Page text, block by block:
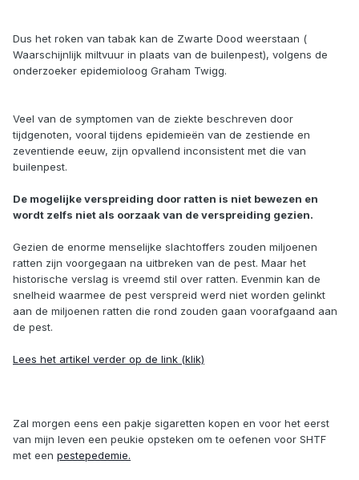
Dus het roken van tabak kan de Zwarte Dood weerstaan (
Waarschijnlijk miltvuur in plaats van de builenpest), volgens de
onderzoeker epidemioloog Graham Twigg.
Veel van de symptomen van de ziekte beschreven door
tijdgenoten, vooral tijdens epidemieën van de zestiende en
zeventiende eeuw, zijn opvallend inconsistent met die van
builenpest.
De mogelijke verspreiding door ratten is niet bewezen en
wordt zelfs niet als oorzaak van de verspreiding gezien.
Gezien de enorme menselijke slachtoffers zouden miljoenen
ratten zijn voorgegaan na uitbreken van de pest. Maar het
historische verslag is vreemd stil over ratten. Evenmin kan de
snelheid waarmee de pest verspreid werd niet worden gelinkt
aan de miljoenen ratten die rond zouden gaan voorafgaand aan
de pest.
Lees het artikel verder op de link (klik)
Zal morgen eens een pakje sigaretten kopen en voor het eerst
van mijn leven een peukie opsteken om te oefenen voor SHTF
met een pestepedemie.